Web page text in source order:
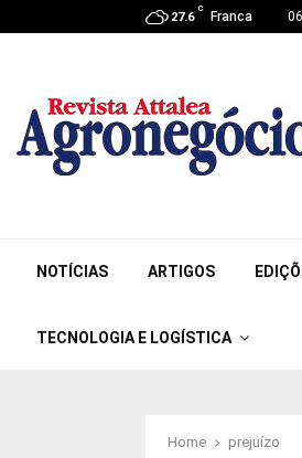
27.6
C
Franca
NOTÍCIAS ARTIGOS
TECNOLOGIA E LOGÍSTICA
Home prejuízo